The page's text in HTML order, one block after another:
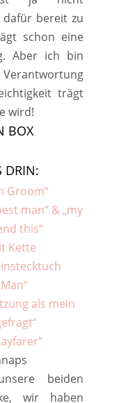
dafür bereit zu
schon eine
Aber ich bin
Verantwortung
trägt
wird!
BOX
DRIN:
Groom“
man“ & „my
this“
Kette
als mein
beiden
wir haben